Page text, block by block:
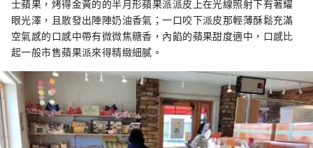
士蘋果，烤得金黃的的半月形蘋果派派皮上在光線照射下有著耀
眼光澤，且散發出陣陣奶油香氣；一口咬下派皮那輕薄酥鬆充滿
空氣感的口感中帶有微微焦糖香，內餡的蘋果甜度適中，口感比
起一般市售蘋果派來得精緻細膩。